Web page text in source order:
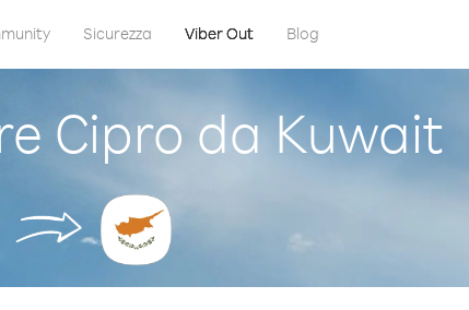
Sicurezza Viber Out Blog
Cipro da Kuwait